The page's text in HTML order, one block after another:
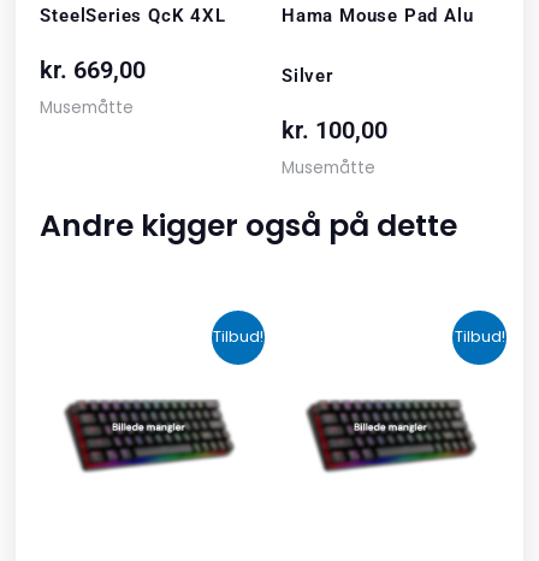
SteelSeries QcK 4XL
kr. 669,00
Musemåtte
Hama Mouse Pad Alu
Silver
kr. 100,00
Musemåtte
Andre kigger også på dette
Tilbud!
oprindelige
pris
var:
kr. 2.190,00.
Den
aktuelle
pris
er:
kr. 1.465,00.
Tilbud!
oprindelige
pris
var:
kr. 599,00.
aktuelle
pris
er:
kr. 399,00.